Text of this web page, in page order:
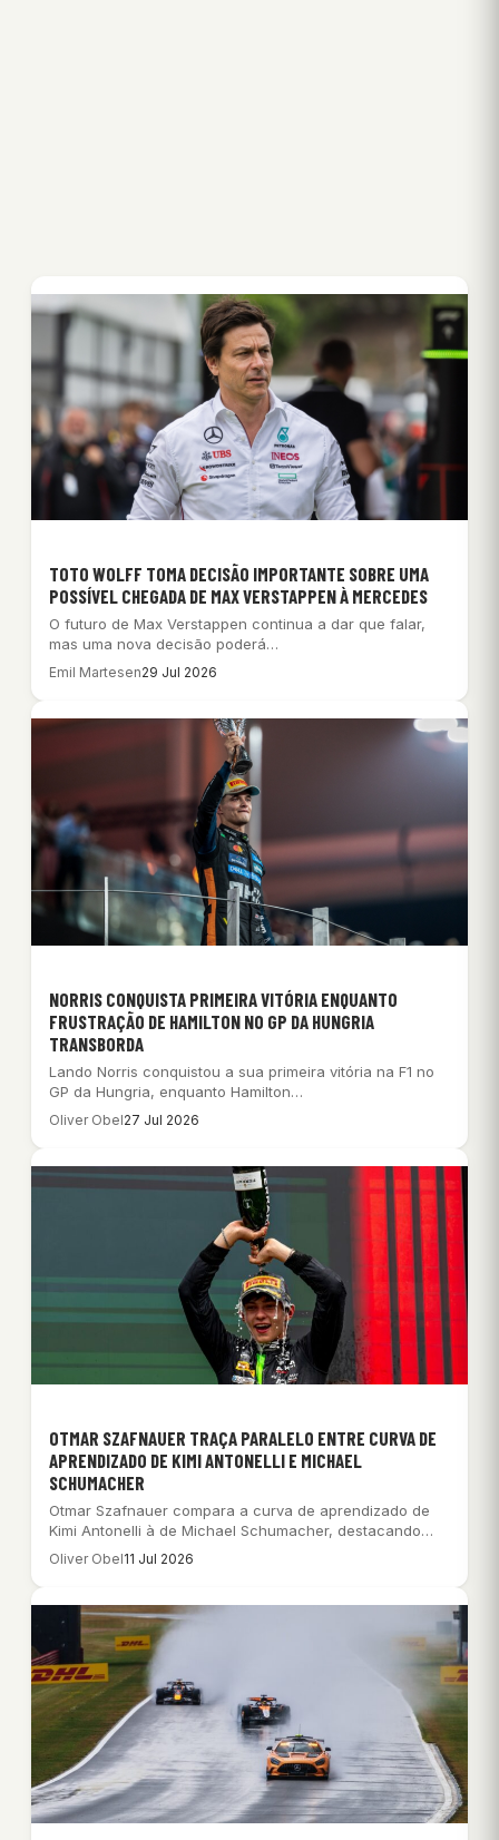
TOTO WOLFF TOMA DECISÃO IMPORTANTE SOBRE UMA
POSSÍVEL CHEGADA DE MAX VERSTAPPEN À MERCEDES
O futuro de Max Verstappen continua a dar que falar,
mas uma nova decisão poderá…
Emil Martesen29 Jul 2026
NORRIS CONQUISTA PRIMEIRA VITÓRIA ENQUANTO
FRUSTRAÇÃO DE HAMILTON NO GP DA HUNGRIA
TRANSBORDA
Lando Norris conquistou a sua primeira vitória na F1 no
GP da Hungria, enquanto Hamilton…
Oliver Obel27 Jul 2026
OTMAR SZAFNAUER TRAÇA PARALELO ENTRE CURVA DE
APRENDIZADO DE KIMI ANTONELLI E MICHAEL
SCHUMACHER
Otmar Szafnauer compara a curva de aprendizado de
Kimi Antonelli à de Michael Schumacher, destacando…
Oliver Obel11 Jul 2026